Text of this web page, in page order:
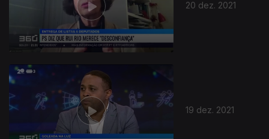
20 dez. 2021
19 dez. 2021